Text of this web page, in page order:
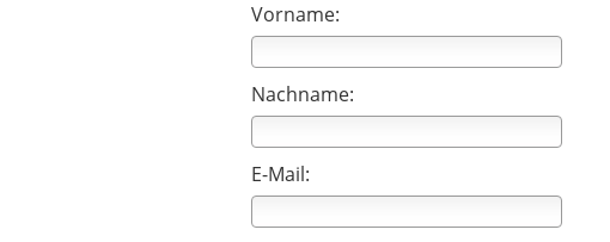
Vorname:
Nachname:
E-Mail: